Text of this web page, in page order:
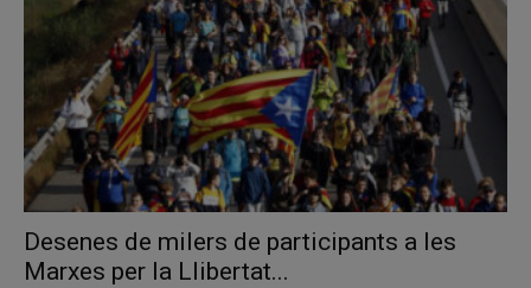
Desenes de milers de participants a les
Marxes per la Llibertat...